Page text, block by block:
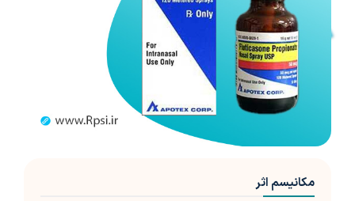
مکانیسم اثر